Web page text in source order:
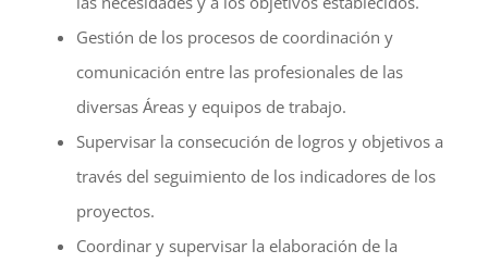
Gestión de los procesos de coordinación y
comunicación entre las profesionales de las
diversas Áreas y equipos de trabajo.
Supervisar la consecución de logros y objetivos a
través del seguimiento de los indicadores de los
proyectos.
Coordinar y supervisar la elaboración de la